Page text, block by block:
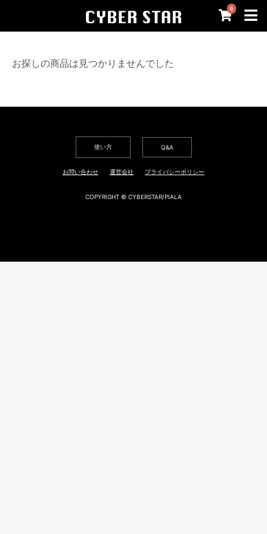
0
お探しの商品は見つかりませんでした
使い方 Q&A
お問い合わせ 運営会社 プライバシーポリシー
COPYRIGHT © CYBERSTAR/PIALA